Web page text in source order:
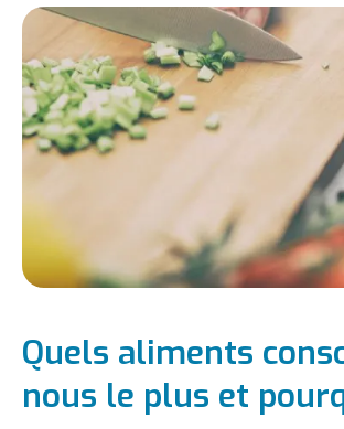
Quels aliments
nous le plus et